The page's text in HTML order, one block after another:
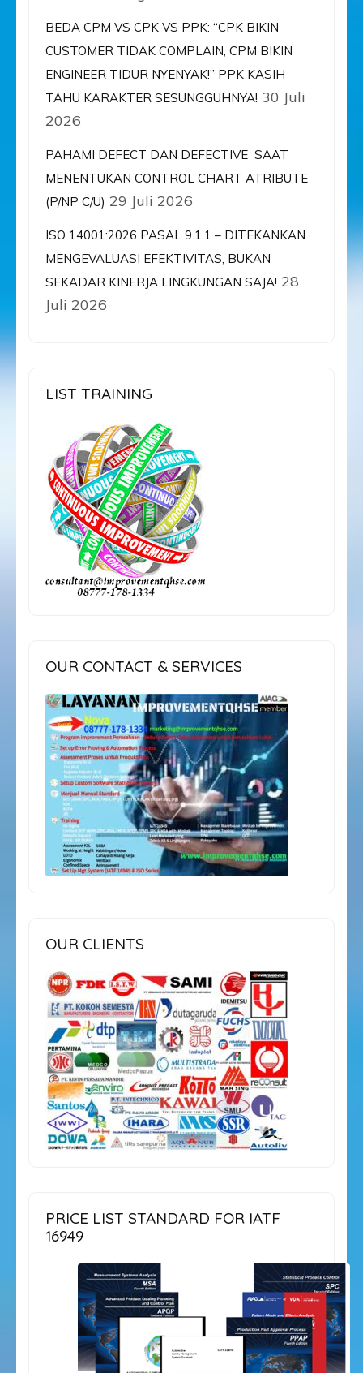
BEDA CPM VS CPK VS PPK: “CPK BIKIN
CUSTOMER TIDAK COMPLAIN, CPM BIKIN
ENGINEER TIDUR NYENYAK!” PPK KASIH
TAHU KARAKTER SESUNGGUHNYA! 30 Juli
2026
PAHAMI DEFECT DAN DEFECTIVE SAAT
MENENTUKAN CONTROL CHART ATRIBUTE
(P/NP C/U) 29 Juli 2026
ISO 14001:2026 PASAL 9.1.1 – DITEKANKAN
MENGEVALUASI EFEKTIVITAS, BUKAN
SEKADAR KINERJA LINGKUNGAN SAJA! 28
Juli 2026
LIST TRAINING
OUR CONTACT & SERVICES
OUR CLIENTS
PRICE LIST STANDARD FOR IATF
16949